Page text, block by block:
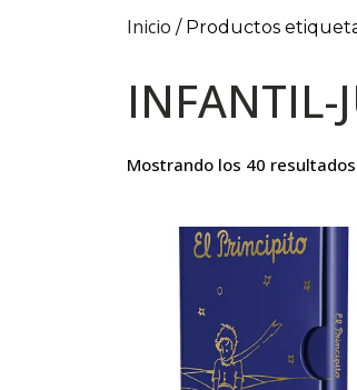
Inicio / Productos
INFANTIL-
Mostrando los 40 resultados